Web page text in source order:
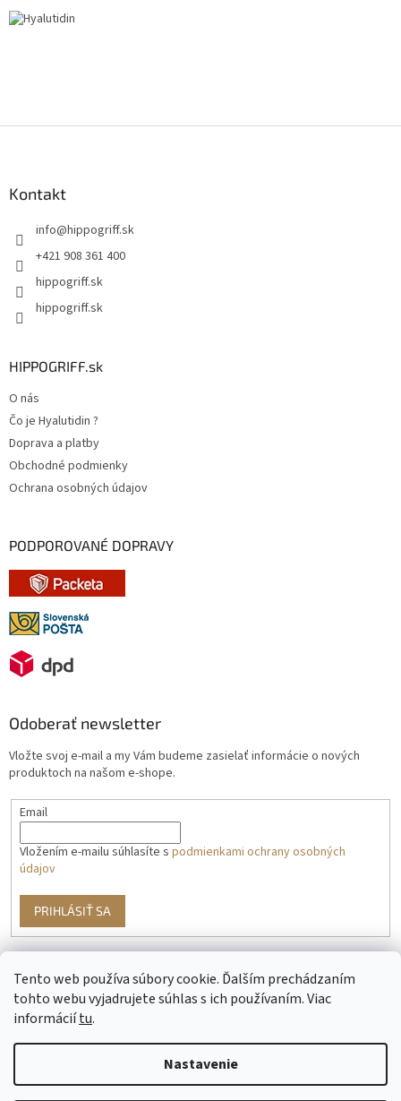
Tento web používa súbory cookie. Ďalším prechádzaním
tohto webu vyjadrujete súhlas s ich používaním. Viac
informáciítu.
Nastavenie
Kontakt
info@hippogriff.sk
+421 908 361 400
hippogriff.sk
hippogriff.sk
HIPPOGRIFF.sk
O nás
Čo je Hyalutidin ?
Doprava a platby
Obchodné podmienky
Ochrana osobných údajov
PODPOROVANÉ DOPRAVY
Odoberať newsletter
Vložte svoj e-mail a my Vám budeme zasielať informácie o nových
produktoch na našom e-shope.
Email
Vložením e-mailu súhlasíte s podmienkami ochrany osobných
údajov
PRIHLÁSIŤ SA
g
Vytvoril Shoptet